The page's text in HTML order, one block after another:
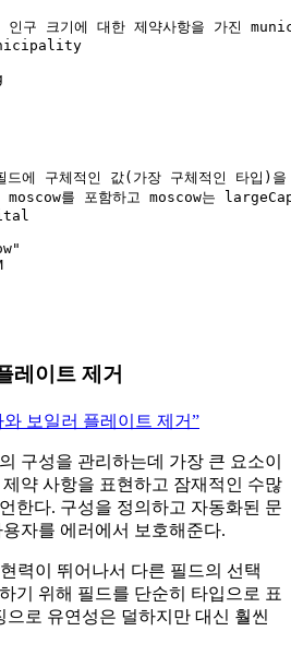
구 크기에 대한 제약사항을 가진
드에 구체적인 값(가장 구체적인 타입
를 포함하고 moscow는
"
레이트 제거
와 보일러 플레이트 제거”
구성을 관리하는데 가장 큰 요소이
약 사항을 표현하고 잠재적인 수많
한다. 구성을 정의하고 자동화된 문
자를 에러에서 보호해준다.
력이 뛰어나서 다른 필드의 선택
기 위해 필드를 단순히 타입으로 표
로 유연성은 덜하지만 대신 훨씬